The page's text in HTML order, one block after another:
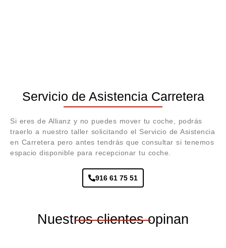
Servicio de Asistencia Carretera
Si eres de Allianz y no puedes mover tu coche, podrás
traerlo a nuestro taller solicitando el Servicio de Asistencia
en Carretera pero antes tendrás que consultar si tenemos
espacio disponible para recepcionar tu coche.
916 61 75 51
Nuestros clientes opinan